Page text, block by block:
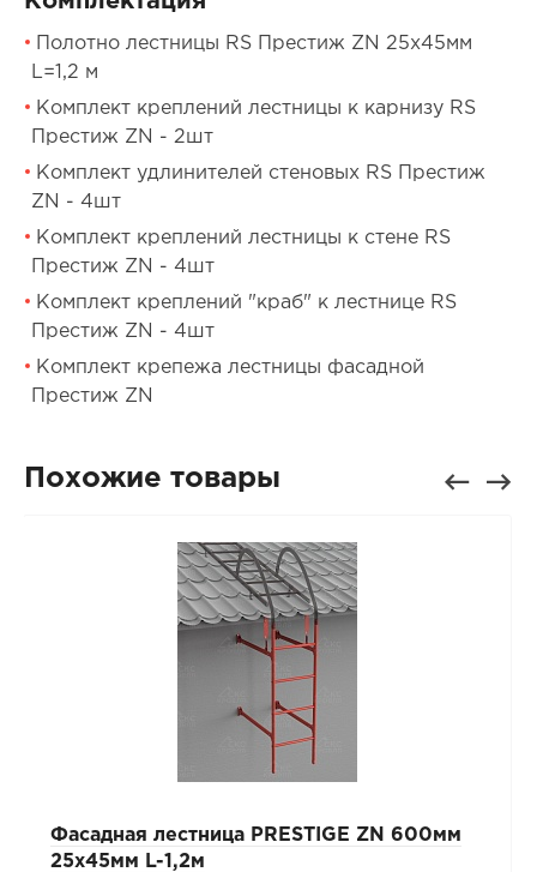
Полотно лестницы RS Престиж ZN 25х45мм
L=1,2 м
Комплект креплений лестницы к карнизу RS
Престиж ZN - 2шт
Комплект удлинителей стеновых RS Престиж
ZN - 4шт
Комплект креплений лестницы к стене RS
Престиж ZN - 4шт
Комплект креплений "краб" к лестнице RS
Престиж ZN - 4шт
Комплект крепежа лестницы фасадной
Престиж ZN
Похожие товары
Фасадная лестница PRESTIGE ZN 600мм
25х45мм L-1,2м